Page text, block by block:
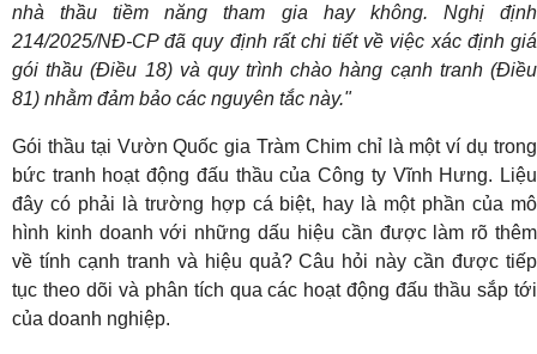
nhà thầu tiềm năng tham gia hay không. Nghị định
214/2025/NĐ-CP đã quy định rất chi tiết về việc xác định giá
gói thầu (Điều 18) và quy trình chào hàng cạnh tranh (Điều
81) nhằm đảm bảo các nguyên tắc này."
Gói thầu tại Vườn Quốc gia Tràm Chim chỉ là một ví dụ trong
bức tranh hoạt động đấu thầu của Công ty Vĩnh Hưng. Liệu
đây có phải là trường hợp cá biệt, hay là một phần của mô
hình kinh doanh với những dấu hiệu cần được làm rõ thêm
về tính cạnh tranh và hiệu quả? Câu hỏi này cần được tiếp
tục theo dõi và phân tích qua các hoạt động đấu thầu sắp tới
của doanh nghiệp.